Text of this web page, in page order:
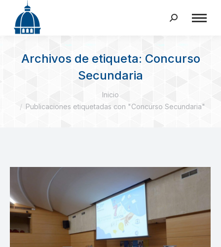
Buscar:
Archivos de etiqueta: Concurso
Secundaria
Inicio
Publicaciones etiquetadas con "Concurso Secundaria"